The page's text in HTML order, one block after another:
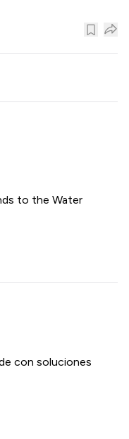
to the Water
con soluciones